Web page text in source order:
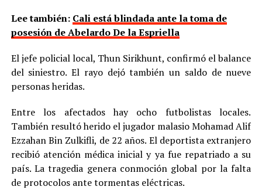
Lee también: Cali está blindada ante la toma de
posesión de Abelardo De la Espriella
El jefe policial local, Thun Sirikhunt, confirmó el balance
del siniestro. El rayo dejó también un saldo de nueve
personas heridas.
Entre los afectados hay ocho futbolistas locales.
También resultó herido el jugador malasio Mohamad Alif
Ezzahan Bin Zulkifli, de 22 años. El deportista extranjero
recibió atención médica inicial y ya fue repatriado a su
país. La tragedia genera conmoción global por la falta
de protocolos ante tormentas eléctricas.